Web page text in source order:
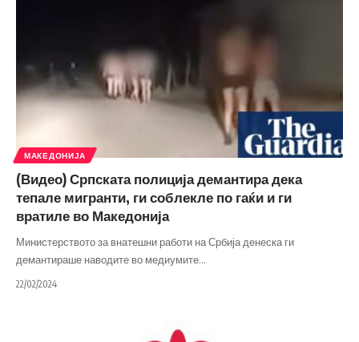
МАКЕДОНИЈА
(Видео) Српската полиција демантира дека
тепале мигранти, ги соблекле по гаќи и ги
вратиле во Македонија
Министерството за внатешни работи на Србија денеска ги
демантираше наводите во медиумите…
22/02/2024